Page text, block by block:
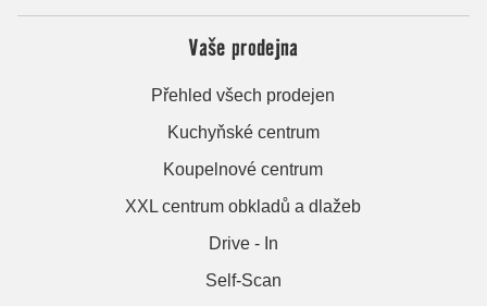
Vaše prodejna
Přehled všech prodejen
Kuchyňské centrum
Koupelnové centrum
XXL centrum obkladů a dlažeb
Drive - In
Self-Scan